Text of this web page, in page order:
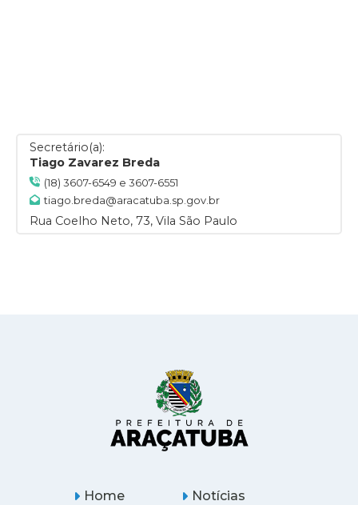
Secretário(a):
Tiago Zavarez Breda
(18) 3607-6549 e 3607-6551
tiago.breda@aracatuba.sp.gov.br
Rua Coelho Neto, 73, Vila São Paulo
Home
Notícias